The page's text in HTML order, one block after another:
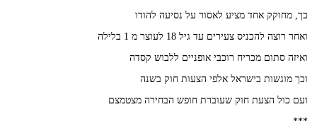
כך, מחוקק אחד מציע לאסור על נסיעה להודו
ואחר רוצה להכניס צעירים עד גיל 18 לעוצר מ 1 בלילה
ואיזה סתום מכריח רוכבי אופניים ללבוש קסדה
וכך מוגשות בישראל אלפי הצעות חוק בשנה
ועם כול הצעת חוק שעוברת חופש הבחירה מצטמצם
***